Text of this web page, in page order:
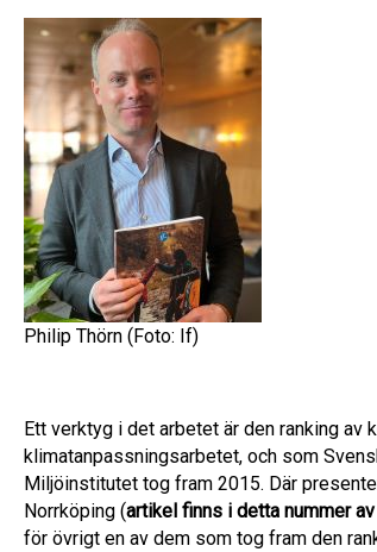
Philip Thörn (Foto: If)
Ett verktyg i det arbetet är den ranking av
klimatanpassningsarbetet, och som
Miljöinstitutet tog fram 2015. Där
Norrköping (artikel finns i detta nummer
för övrigt en av dem som tog fram den